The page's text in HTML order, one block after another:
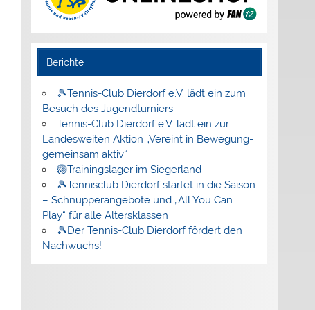
Berichte
🎾Tennis-Club Dierdorf e.V. lädt ein zum
Besuch des Jugendturniers
Tennis-Club Dierdorf e.V. lädt ein zur
Landesweiten Aktion „Vereint in Bewegung-
gemeinsam aktiv“
🏐Trainingslager im Siegerland
🎾Tennisclub Dierdorf startet in die Saison
– Schnupperangebote und „All You Can
Play“ für alle Altersklassen
🎾Der Tennis-Club Dierdorf fördert den
Nachwuchs!